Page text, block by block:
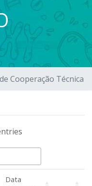
Cooperação Técnica
Data